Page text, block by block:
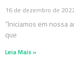
16 de dezembro de
“Iniciamos em nossa
que
Leia Mais »